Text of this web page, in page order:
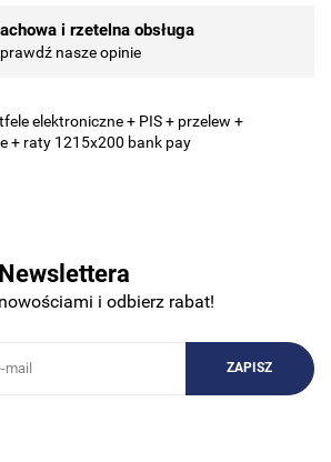
i rzetelna obsługa
nasze opinie
i odbierz rabat!